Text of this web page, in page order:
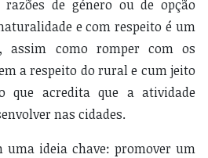
de género ou de opção
e com respeito é um
assim como romper com os
a respeito do rural e cum jeito
que acredita que a atividade
nas cidades.
uma ideia chave: promover um